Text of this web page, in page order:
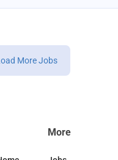
More Jobs
More